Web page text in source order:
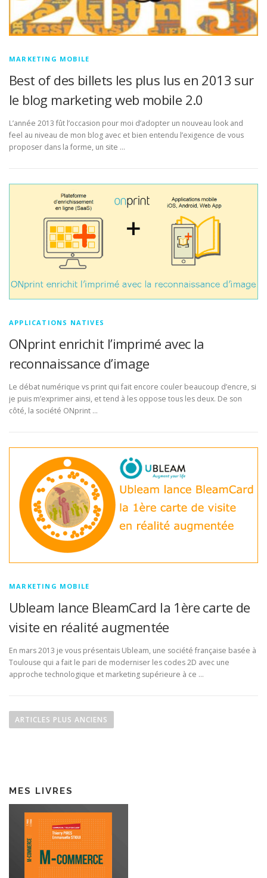
MARKETING MOBILE
Best of des billets les plus lus en 2013 sur
le blog marketing web mobile 2.0
L’année 2013 fût l’occasion pour moi d’adopter un nouveau look and
feel au niveau de mon blog avec et bien entendu l’exigence de vous
proposer dans la forme, un site …
APPLICATIONS NATIVES
ONprint enrichit l’imprimé avec la
reconnaissance d’image
Le débat numérique vs print qui fait encore couler beaucoup d’encre, si
je puis m’exprimer ainsi, et tend à les oppose tous les deux. De son
côté, la société ONprint …
MARKETING MOBILE
Ubleam lance BleamCard la 1ère carte de
visite en réalité augmentée
En mars 2013 je vous présentais Ubleam, une société française basée à
Toulouse qui a fait le pari de moderniser les codes 2D avec une
approche technologique et marketing supérieure à ce …
a
t
ARTICLES PLUS ANCIENS
MES LIVRES